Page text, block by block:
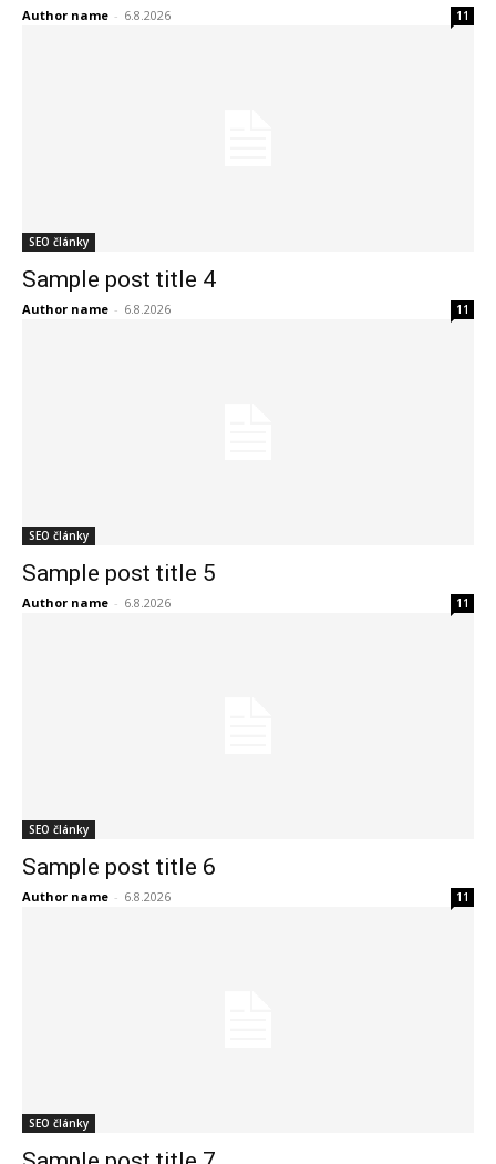
Author name - 6.8.2026 11
SEO články
Sample post title 4
Author name - 6.8.2026 11
SEO články
Sample post title 5
Author name - 6.8.2026 11
SEO články
Sample post title 6
Author name - 6.8.2026 11
SEO články